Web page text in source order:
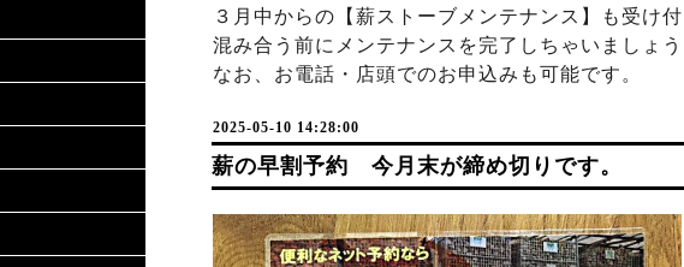
３月中からの【薪ストーブメンテナンス】も受け
混み合う前にメンテナンスを完了しちゃいましょ
なお、お電話・店頭でのお申込みも可能です。
2025-05-10 14:28:00
薪の早割予約 今月末が締め切りです。